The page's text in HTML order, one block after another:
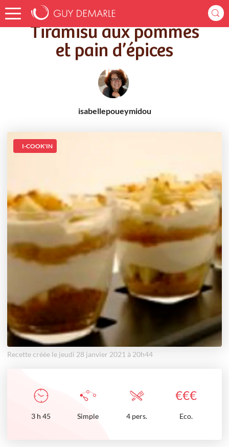
Accueil Recettes Tiramisu aux pommes et pain d’épices
Tiramisu aux pommes
et pain d’épices
isabellepoueymidou
I-COOK'IN
Recette créée le jeudi 28 janvier 2021 à 20h44
€€€
3 h 45 Simple 4 pers. Eco.